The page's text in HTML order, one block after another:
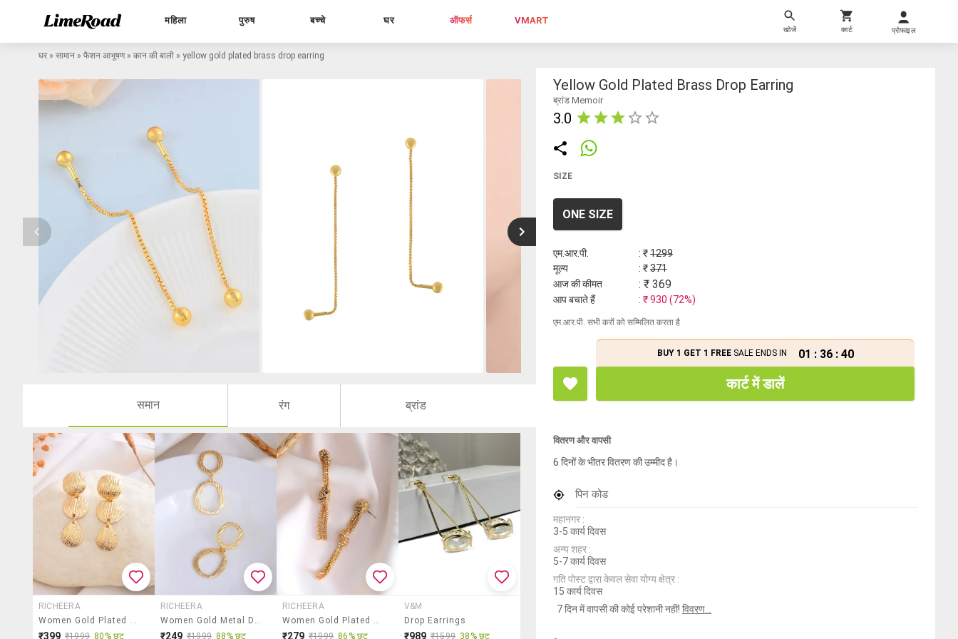
महिला पुरुष बच्चे घर ऑफर्स VMART
खोजें कार्ट प्रोफाइल
घर » सामान » फैशन आभूषण » कान की बाली » yellow gold plated brass drop earring
समान रंग ब्रांड
RICHEERA
Women Gold Plated Contemporary Drop Earrings
₹399 ₹1999 80% छूट
RICHEERA
Women Gold Metal Drop Earrings
₹249 ₹1999 88% छूट
RICHEERA
Women Gold Plated Cotemporary Drop Earring
₹279 ₹1999 86% छूट
V&M
Drop Earrings
₹989 ₹1599 38% छूट
Yellow Gold Plated Brass Drop Earring
ब्रांड Memoir
3.0
SIZE
ONE SIZE
एम.आर.पी. : ₹1299
मूल्य
: ₹371
आज की कीमत
: ₹ 369
आप बचाते हैं : ₹930 (72%)
एम.आर.पी. सभी करों को सम्मिलित करता है
BUY 1 GET 1 FREESALE ENDS IN 01 : 36 : 40
कार्ट में डालें
वितरण और वापसी
6 दिनों के भीतर वितरण की उम्मीद है।
पिन कोड
महानगर :
3-5 कार्य दिवस
अन्य शहर :
5-7 कार्य दिवस
गति पोस्ट द्वारा केवल सेवा योग्य क्षेत्र :
15 कार्य दिवस
7 दिन में वापसी की कोई परेशानी नहीं! विवरण...